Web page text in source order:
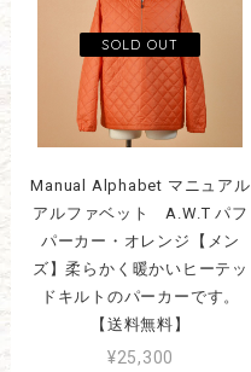
Manual Alphabet マニュアル
アルファベット A.W.T パフ
パーカー・オレンジ【メン
ズ】柔らかく暖かいヒーテッ
ドキルトのパーカーです。
【送料無料】
¥25,300